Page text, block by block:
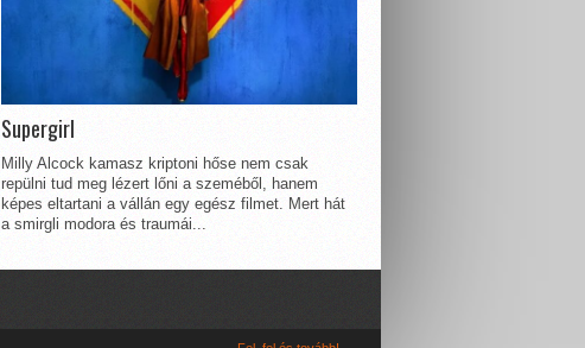
Supergirl
Milly Alcock kamasz kriptoni hőse nem csak
repülni tud meg lézert lőni a szeméből, hanem
képes eltartani a vállán egy egész filmet. Mert hát
a smirgli modora és traumái...